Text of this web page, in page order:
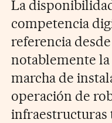
La
competencia
referencia
notablemente la
marcha de
operación de
infraestructuras